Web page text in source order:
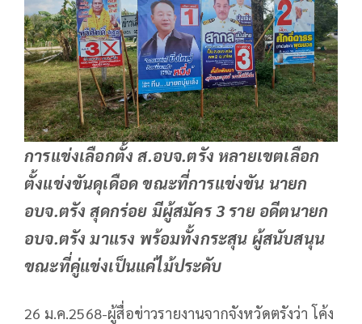
การแข่งเลือกตั้ง ส.อบจ.ตรัง หลายเขตเลือก
ตั้งแข่งขันดุเดือด ขณะที่การแข่งขัน นายก
อบจ.ตรัง สุดกร่อย มีผู้สมัคร 3 ราย อดีตนายก
อบจ.ตรัง มาแรง พร้อมทั้งกระสุน ผู้สนับสนุน
ขณะที่คู่แข่งเป็นแค่ไม้ประดับ
26 ม.ค.2568-ผู้สื่อข่าวรายงานจากจังหวัดตรังว่า โค้ง